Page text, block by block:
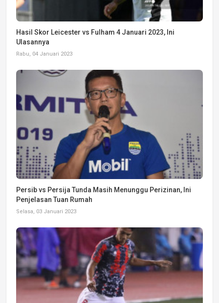
Hasil Skor Leicester vs Fulham 4 Januari 2023, Ini
Ulasannya
Rabu, 04 Januari 2023
Persib vs Persija Tunda Masih Menunggu Perizinan, Ini
Penjelasan Tuan Rumah
Selasa, 03 Januari 2023